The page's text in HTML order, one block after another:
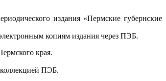
издания «Пермские губернские
копиям издания через ПЭБ.
края.
коллекцией ПЭБ.